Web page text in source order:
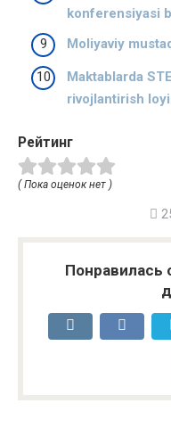
konferensiyasi
Moliyaviy
Maktablarda
rivojlantirish
Рейтинг
( Пока оценок нет )
Понравилась